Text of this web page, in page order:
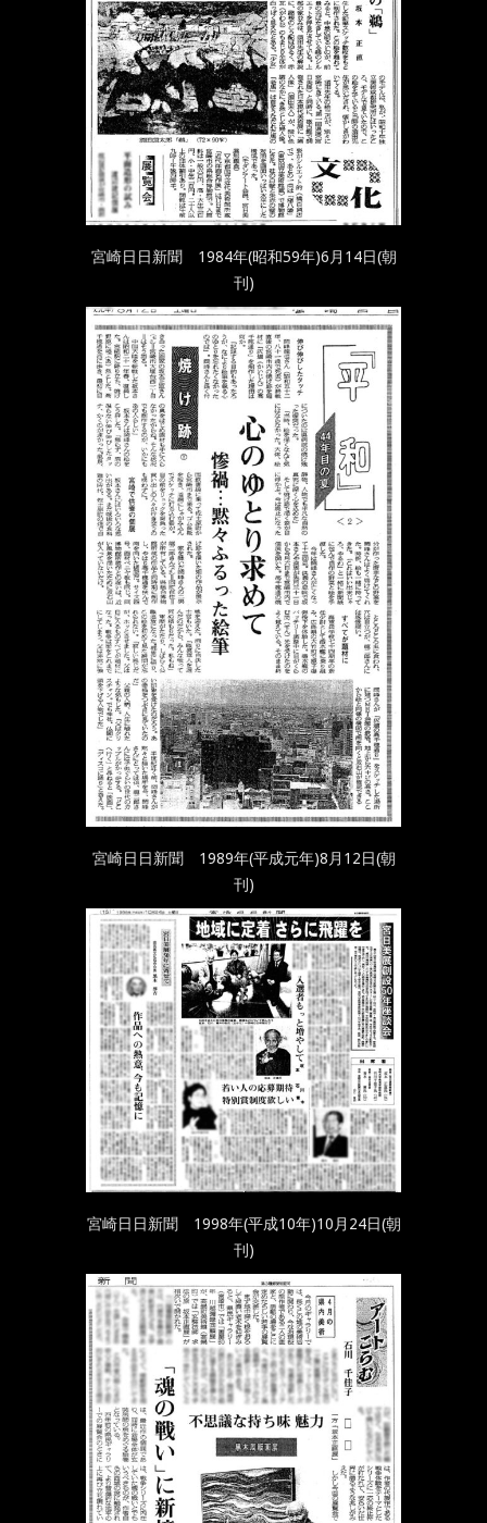
宮崎日日新聞 1984年(昭和59年)6月14日(朝
刊)
宮崎日日新聞 1989年(平成元年)8月12日(朝
刊)
宮崎日日新聞 1998年(平成10年)10月24日(朝
刊)